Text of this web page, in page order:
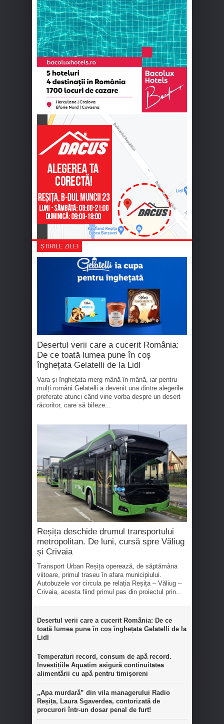
ȘTIRILE ZILEI
Desertul verii care a cucerit România:
De ce toată lumea pune în coș
înghețata Gelatelli de la Lidl
Vara și înghețata merg mână în mână, iar pentru
mulți români Gelatelli a devenit una dintre alegerile
preferate atunci când vine vorba despre un desert
răcoritor, care să bifeze...
Reșița deschide drumul transportului
metropolitan. De luni, cursă spre Văliug
și Crivaia
Transport Urban Reșița operează, de săptămâna
viitoare, primul traseu în afara municipiului.
Autobuzele vor circula pe relația Reșița – Văliug –
Crivaia, acesta fiind primul pas din proiectul prin...
Desertul verii care a cucerit România: De ce
toată lumea pune în coș înghețata Gelatelli de la
Lidl
Temperaturi record, consum de apă record.
Investițiile Aquatim asigură continuitatea
alimentării cu apă pentru timișoreni
„Apa murdară” din vila managerului Radio
Reșița, Laura Sgaverdea, contorizată de
procurori într-un dosar penal de furt!